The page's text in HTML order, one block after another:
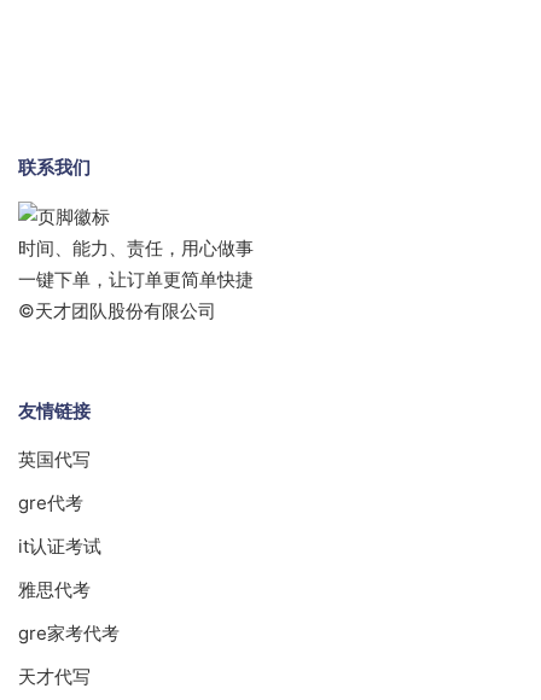
联系我们
时间、能力、责任，用心做事
一键下单，让订单更简单快捷
©天才团队股份有限公司
友情链接
英国代写
gre代考
it认证考试
雅思代考
gre家考代考
天才代写